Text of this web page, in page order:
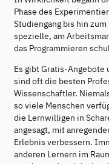
Phase des
Studiengang bis hin
spezielle, am
das Programmieren
Es gibt Gratis-
sind oft die besten
Wissenschaftler.
so viele Menschen
die Lernwilligen in
angesagt, mit
Erlebnis verbessern.
anderen Lernern im